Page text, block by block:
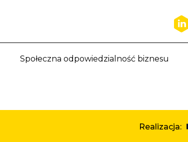
Społeczna odpowiedzialność biznesu
Realizacja: